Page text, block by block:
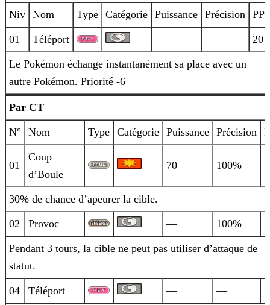
Niv Nom Type Catégorie Puissance Précision PP
01 Téléport — — 20
Le Pokémon échange instantanément sa place avec un
autre Pokémon. Priorité -6
Par CT
N° Nom Type Catégorie Puissance Précision
01
Coup
d’Boule
70 100%
30% de chance d’apeurer la cible.
02 Provoc — 100%
Pendant 3 tours, la cible ne peut pas utiliser d’attaque de
statut.
04 Téléport — —